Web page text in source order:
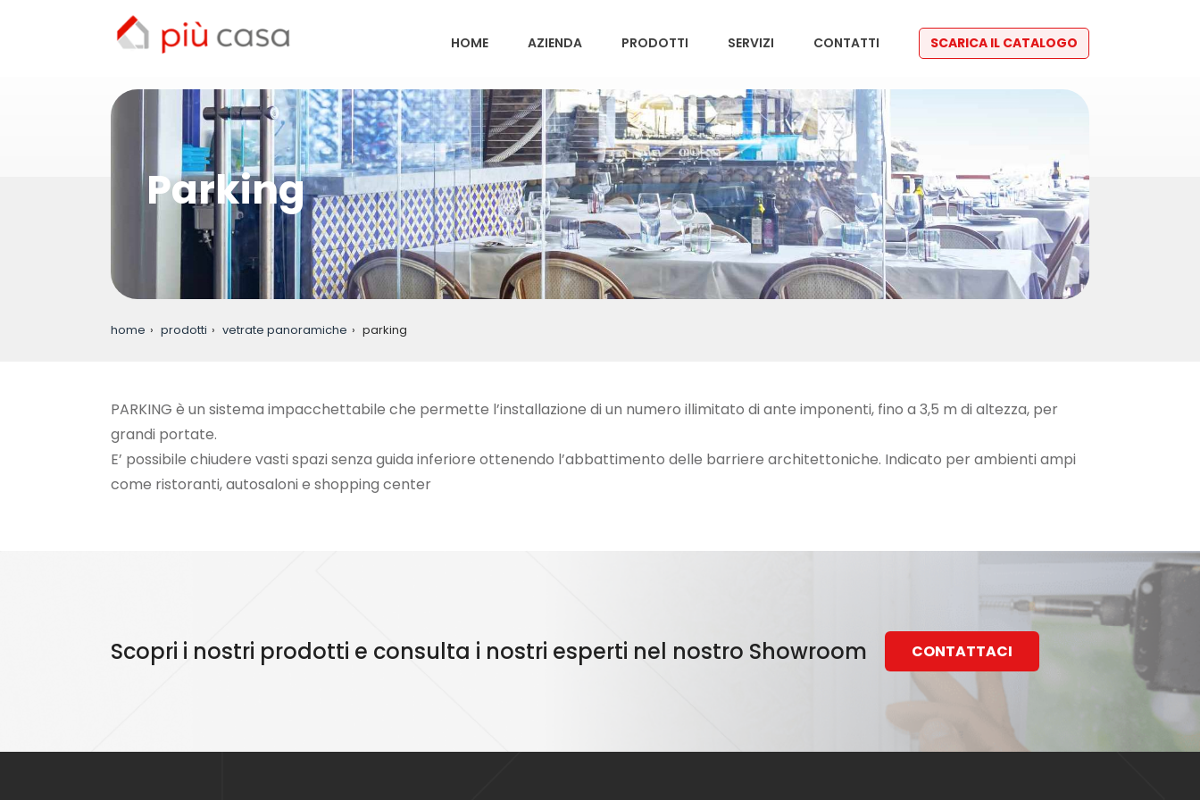
HOME AZIENDA PRODOTTI SERVIZI CONTATTI SCARICA IL CATALOGO
Parking
home prodotti vetrate panoramiche parking
PARKING è un sistema impacchettabile che permette l’installazione di un numero illimitato di ante imponenti, fino a 3,5 m di altezza, per
grandi portate.
E’ possibile chiudere vasti spazi senza guida inferiore ottenendo l’abbattimento delle barriere architettoniche. Indicato per ambienti ampi
come ristoranti, autosaloni e shopping center
Scopri i nostri prodotti e consulta i nostri esperti nel nostro Showroom CONTATTACI